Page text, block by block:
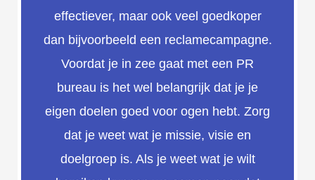
effectiever, maar ook veel goedkoper
dan bijvoorbeeld een reclamecampagne.
Voordat je in zee gaat met een PR
bureau is het wel belangrijk dat je je
eigen doelen goed voor ogen hebt. Zorg
dat je weet wat je missie, visie en
doelgroep is. Als je weet wat je wilt